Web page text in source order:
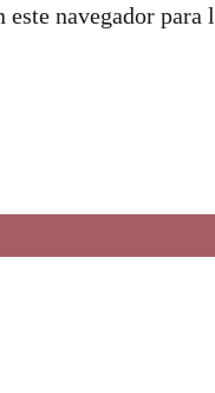
navegador para